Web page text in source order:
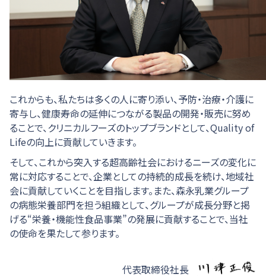
これからも、私たちは多くの人に寄り添い、予防・治療・介護に
寄与し、健康寿命の延伸につながる製品の開発・販売に努め
ることで、クリニカルフーズのトップブランドとして、Quality of
Lifeの向上に貢献していきます。
そして、これから突入する超高齢社会におけるニーズの変化に
常に対応することで、企業としての持続的成長を続け、地域社
会に貢献していくことを目指します。また、森永乳業グループ
の病態栄養部門を担う組織として、グループが成長分野と掲
げる“栄養・機能性食品事業”の発展に貢献することで、当社
の使命を果たして参ります。
代表取締役社長